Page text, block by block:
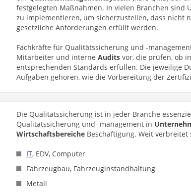
festgelegten Maßnahmen. In vielen Branchen sind
zu implementieren, um sicherzustellen, dass nicht
gesetzliche Anforderungen erfüllt werden.
Fachkräfte für Qualitätssicherung und -
Mitarbeiter und interne Audits vor, die prüfen, ob
entsprechenden Standards erfüllen. Die jeweilige
Aufgaben gehören, wie die Vorbereitung der
Die Qualitätssicherung ist in jeder Branche
Qualitätssicherung und -management in
Wirtschaftsbereiche Beschäftigung. Weit
IT, EDV, Computer
Fahrzeugbau, Fahrzeuginstandhaltung
Metall